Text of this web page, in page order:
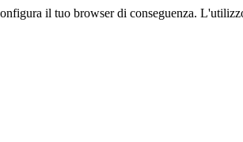
il tuo browser di conseguenza.